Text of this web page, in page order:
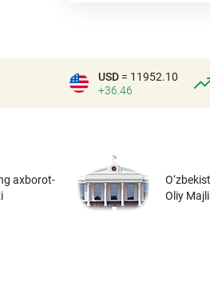
USD = 11952.10
+36.46
axborot-
Oliy